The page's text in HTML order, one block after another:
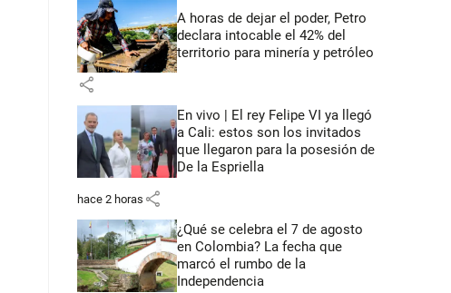
A horas de dejar el poder, Petro
declara intocable el 42% del
territorio para minería y petróleo
share
En vivo | El rey Felipe VI ya llegó
a Cali: estos son los invitados
que llegaron para la posesión de
De la Espriella
hace 2 horas share
¿Qué se celebra el 7 de agosto
en Colombia? La fecha que
marcó el rumbo de la
Independencia